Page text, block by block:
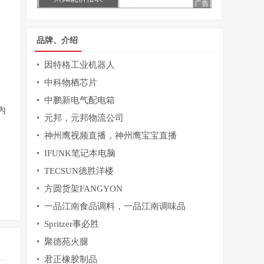
品牌、介绍
因特格工业机器人
中科物栖芯片
中鹏新电气配电箱
元邦，元邦物流公司
神州鹰视频直播，神州鹰宝宝直播
IFUNK笔记本电脑
TECSUN德胜洋楼
方圆货架FANGYON
一品江南食品调料，一品江南调味品
Spritzer事必胜
聚德苑火腿
君正橡胶制品